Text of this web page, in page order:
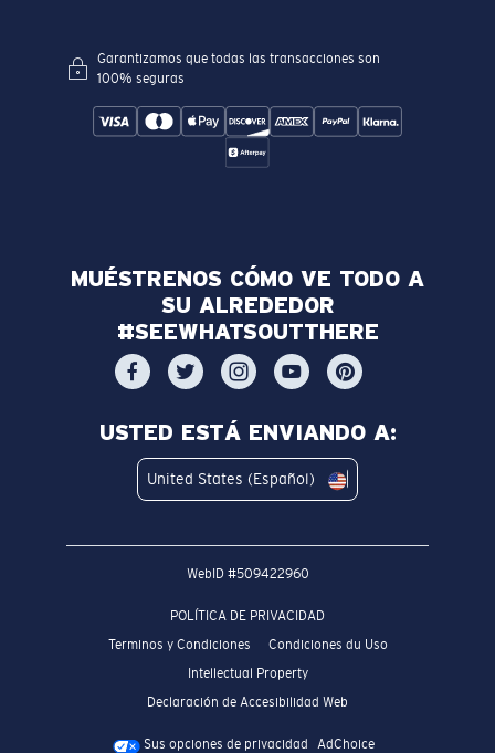
Garantizamos que todas las transacciones son
100% seguras
MUÉSTRENOS CÓMO VE TODO A
SU ALREDEDOR
#SEEWHATSOUTTHERE
USTED ESTÁ ENVIANDO A:
United States (Español)
WebID #509422960
POLÍTICA DE PRIVACIDAD
Terminos y Condiciones
Condiciones du Uso
Intellectual Property
Declaración de Accesibilidad Web
Sus opciones de privacidad AdChoice